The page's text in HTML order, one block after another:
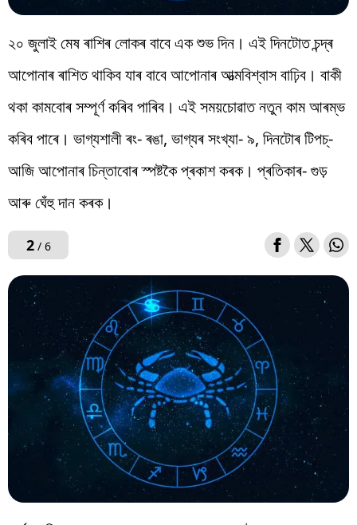
২০ জুলাই মেষ ৰাশিৰ লোকৰ বাবে এক শুভ দিন। এই দিনটোত চন্দ্ৰ
আপোনাৰ ৰাশিত থাকিব যাৰ বাবে আপোনাৰ আত্মবিশ্বাস বাঢ়িব। বাকী
থকা কামবোৰ সম্পূৰ্ণ কৰিব পাৰিব। এই সময়চোৱাত নতুন কাম আৰম্ভ
কৰিব পাৰে। ভাগ্যশালী ৰং- ৰঙা, ভাগ্যৰ সংখ্যা- ৯, দিনটোৰ টিপচ্-
আজি আপোনাৰ চিন্তাবোৰ স্পষ্টকৈ প্ৰকাশ কৰক। প্ৰতিকাৰ- গুড়
আৰু ঘেঁহু দান কৰক।
2/ 6